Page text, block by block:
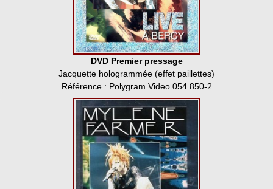
DVD Premier pressage
Jacquette hologrammée (effet paillettes)
Référence : Polygram Video 054 850-2